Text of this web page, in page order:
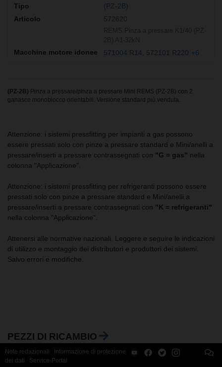
(PZ-2B)
572620
571004 R14 572101 R220 +6
(PZ-2B) Pinza a pressare/pinza a pressare Mini REMS (PZ-2B) con 2
ganasce monoblocco orientabili. Versione standard più venduta.
Attenzione: i sistemi pressfitting per impianti a gas possono
essere pressati solo con pinze a pressare standard e Mini/anelli a
pressare/inserti a pressare contrassegnati con "G = gas" nella
colonna "Applicazione".
Attenzione: i sistemi pressfitting per refrigeranti possono essere
pressati solo con pinze a pressare standard e Mini/anelli a
pressare/inserti a pressare contrassegnati con "K = refrigeranti"
nella colonna "Applicazione".
Attenersi alle normative nazionali. Leggere e seguire le indicazioni
di utilizzo e montaggio dei distributori e produttori dei sistemi.
Salvo errori e modifiche.
PEZZI DI RICAMBIO
Note redazionali
Informazione di protezione
dei dati
Service-Portal